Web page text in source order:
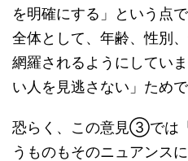
を明確にする」という点
全体として、年齢、性別
網羅されるようにしてい
い人を見逃さない」ためで
恐らく、この意見③では
うものもそのニュアンス